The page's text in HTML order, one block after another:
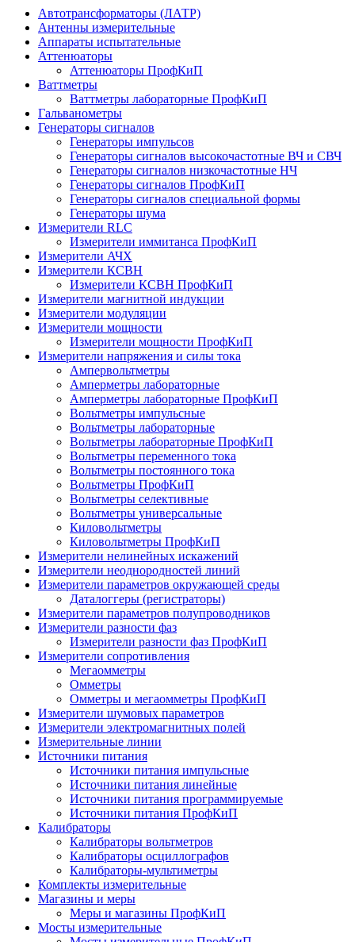
Автотрансформаторы (ЛАТР)
Антенны измерительные
Аппараты испытательные
Аттенюаторы
Аттенюаторы ПрофКиП
Ваттметры
Ваттметры лабораторные ПрофКиП
Гальванометры
Генераторы сигналов
Генераторы импульсов
Генераторы сигналов высокочастотные ВЧ и СВЧ
Генераторы сигналов низкочастотные НЧ
Генераторы сигналов ПрофКиП
Генераторы сигналов специальной формы
Генераторы шума
Измерители RLC
Измерители иммитанса ПрофКиП
Измерители АЧХ
Измерители КСВН
Измерители КСВН ПрофКиП
Измерители магнитной индукции
Измерители модуляции
Измерители мощности
Измерители мощности ПрофКиП
Измерители напряжения и силы тока
Ампервольтметры
Амперметры лабораторные
Амперметры лабораторные ПрофКиП
Вольтметры импульсные
Вольтметры лабораторные
Вольтметры лабораторные ПрофКиП
Вольтметры переменного тока
Вольтметры постоянного тока
Вольтметры ПрофКиП
Вольтметры селективные
Вольтметры универсальные
Киловольтметры
Киловольтметры ПрофКиП
Измерители нелинейных искажений
Измерители неоднородностей линий
Измерители параметров окружающей среды
Даталоггеры (регистраторы)
Измерители параметров полупроводников
Измерители разности фаз
Измерители разности фаз ПрофКиП
Измерители сопротивления
Мегаомметры
Омметры
Омметры и мегаомметры ПрофКиП
Измерители шумовых параметров
Измерители электромагнитных полей
Измерительные линии
Источники питания
Источники питания импульсные
Источники питания линейные
Источники питания программируемые
Источники питания ПрофКиП
Калибраторы
Калибраторы вольтметров
Калибраторы осциллографов
Калибраторы-мультиметры
Комплекты измерительные
Магазины и меры
Меры и магазины ПрофКиП
Мосты измерительные